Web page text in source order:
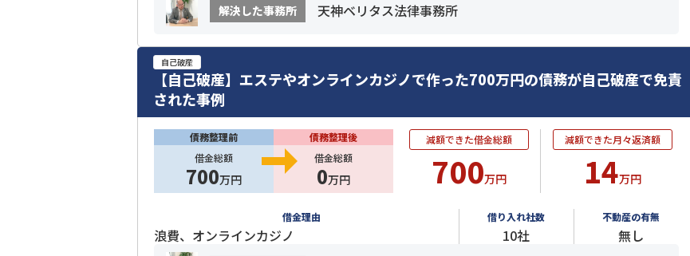
解決した事務所 天神ベリタス法律事務所
自己破産
【自己破産】エステやオンラインカジノで作った700万円の債務が自己破産で免責
された事例
債務整理前
借金総額
700万円
債務整理後
借金総額
0万円
減額できた借金総額
700万円
減額できた月々返済額
14万円
借金理由
浪費、オンラインカジノ
借り入れ社数
10社
不動産の有無
無し